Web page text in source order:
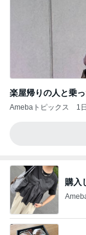
楽屋帰りの人と乗
Amebaトピックス 1
購入